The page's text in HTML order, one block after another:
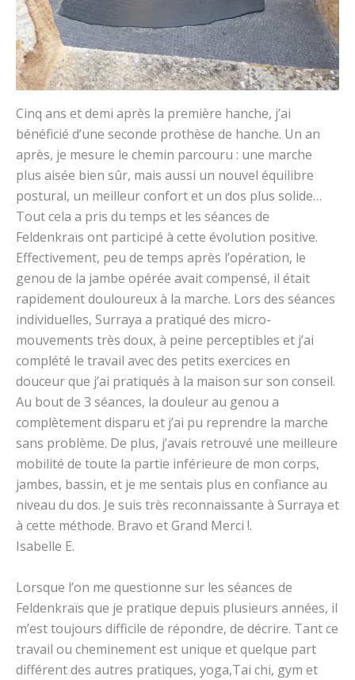
Cinq ans et demi après la première hanche, j’ai
bénéficié d’une seconde prothèse de hanche. Un an
après, je mesure le chemin parcouru : une marche
plus aisée bien sûr, mais aussi un nouvel équilibre
postural, un meilleur confort et un dos plus solide…
Tout cela a pris du temps et les séances de
Feldenkraïs ont participé à cette évolution positive.
Effectivement, peu de temps après l’opération, le
genou de la jambe opérée avait compensé, il était
rapidement douloureux à la marche. Lors des séances
individuelles, Surraya a pratiqué des micro-
mouvements très doux, à peine perceptibles et j’ai
complété le travail avec des petits exercices en
douceur que j’ai pratiqués à la maison sur son conseil.
Au bout de 3 séances, la douleur au genou a
complètement disparu et j’ai pu reprendre la marche
sans problème. De plus, j’avais retrouvé une meilleure
mobilité de toute la partie inférieure de mon corps,
jambes, bassin, et je me sentais plus en confiance au
niveau du dos. Je suis très reconnaissante à Surraya et
à cette méthode. Bravo et Grand Merci !.
Isabelle E.
Lorsque l’on me questionne sur les séances de
Feldenkraïs que je pratique depuis plusieurs années, il
m’est toujours difficile de répondre, de décrire. Tant ce
travail ou cheminement est unique et quelque part
différent des autres pratiques, yoga,Tai chi, gym et